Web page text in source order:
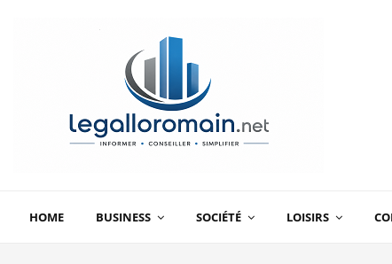
HOME BUSINESS SOCIÉTÉ LOISIRS